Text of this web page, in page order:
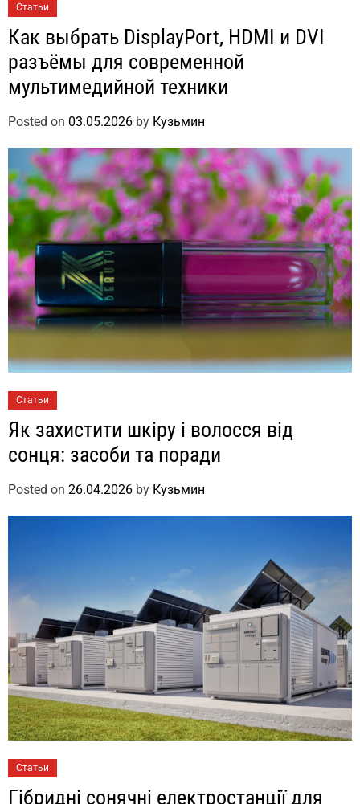
Статьи
Как выбрать DisplayPort, HDMI и DVI
разъёмы для современной
мультимедийной техники
Posted on 03.05.2026 by Кузьмин
Статьи
Як захистити шкіру і волосся від
сонця: засоби та поради
Posted on 26.04.2026 by Кузьмин
Статьи
Гібридні сонячні електростанції для